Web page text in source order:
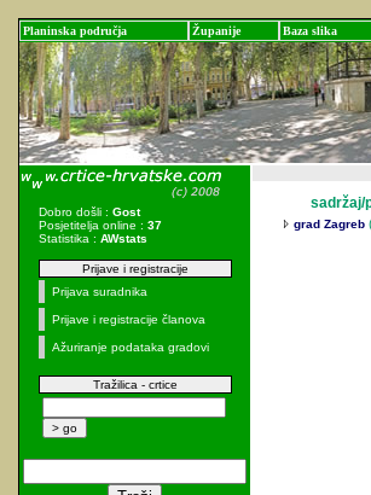
Planinska područja Županije Baza slika
Dobro došli : Gost
Posjetitelja online : 37
Statistika : AWstats
Prijave i registracije
Prijava suradnika
Prijave i registracije članova
Ažuriranje podataka gradovi
Tražilica - crtice
sadržaj/
grad Zagreb